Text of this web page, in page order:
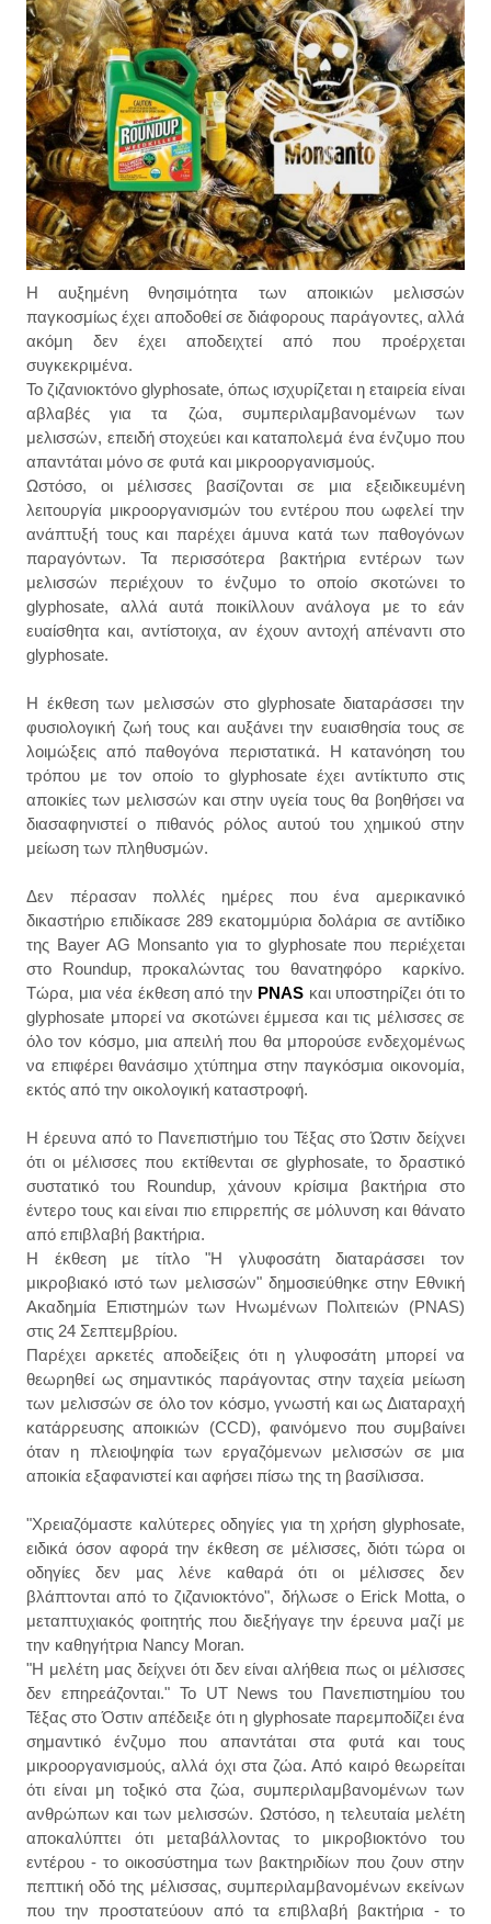
Η αυξημένη θνησιμότητα των αποικιών μελισσών
παγκοσμίως έχει αποδοθεί σε διάφορους παράγοντες, αλλά
ακόμη δεν έχει αποδειχτεί από που προέρχεται
συγκεκριμένα.
Το ζιζανιοκτόνο glyphosate, όπως ισχυρίζεται η εταιρεία είναι
αβλαβές για τα ζώα, συμπεριλαμβανομένων των
μελισσών, επειδή στοχεύει και καταπολεμά ένα ένζυμο που
απαντάται μόνο σε φυτά και μικροοργανισμούς.
Ωστόσο, οι μέλισσες βασίζονται σε μια εξειδικευμένη
λειτουργία μικροοργανισμών του εντέρου που ωφελεί την
ανάπτυξή τους και παρέχει άμυνα κατά των παθογόνων
παραγόντων. Τα περισσότερα βακτήρια εντέρων των
μελισσών περιέχουν το ένζυμο το οποίο σκοτώνει το
glyphosate, αλλά αυτά ποικίλλουν ανάλογα με το εάν
ευαίσθητα και, αντίστοιχα, αν έχουν αντοχή απέναντι στο
glyphosate.
Η έκθεση των μελισσών στο glyphosate διαταράσσει την
φυσιολογική ζωή τους και αυξάνει την ευαισθησία τους σε
λοιμώξεις από παθογόνα περιστατικά. Η κατανόηση του
τρόπου με τον οποίο το glyphosate έχει αντίκτυπο στις
αποικίες των μελισσών και στην υγεία τους θα βοηθήσει να
διασαφηνιστεί ο πιθανός ρόλος αυτού του χημικού στην
μείωση των πληθυσμών.
Δεν πέρασαν πολλές ημέρες που ένα αμερικανικό
δικαστήριο επιδίκασε 289 εκατομμύρια δολάρια σε αντίδικο
της Bayer AG Monsanto για το glyphosate που περιέχεται
στο Roundup, προκαλώντας του θανατηφόρο καρκίνο.
Τώρα, μια νέα έκθεση από την PNAS και υποστηρίζει ότι το
glyphosate μπορεί να σκοτώνει έμμεσα και τις μέλισσες σε
όλο τον κόσμο, μια απειλή που θα μπορούσε ενδεχομένως
να επιφέρει θανάσιμο χτύπημα στην παγκόσμια οικονομία,
εκτός από την οικολογική καταστροφή.
Η έρευνα από το Πανεπιστήμιο του Τέξας στο Ώστιν δείχνει
ότι οι μέλισσες που εκτίθενται σε glyphosate, το δραστικό
συστατικό του Roundup, χάνουν κρίσιμα βακτήρια στο
έντερο τους και είναι πιο επιρρεπής σε μόλυνση και θάνατο
από επιβλαβή βακτήρια.
Η έκθεση με τίτλο "Η γλυφοσάτη διαταράσσει τον
μικροβιακό ιστό των μελισσών" δημοσιεύθηκε στην Εθνική
Ακαδημία Επιστημών των Ηνωμένων Πολιτειών (PNAS)
στις 24 Σεπτεμβρίου.
Παρέχει αρκετές αποδείξεις ότι η γλυφοσάτη μπορεί να
θεωρηθεί ως σημαντικός παράγοντας στην ταχεία μείωση
των μελισσών σε όλο τον κόσμο, γνωστή και ως Διαταραχή
κατάρρευσης αποικιών (CCD), φαινόμενο που συμβαίνει
όταν η πλειοψηφία των εργαζόμενων μελισσών σε μια
αποικία εξαφανιστεί και αφήσει πίσω της τη βασίλισσα.
"Χρειαζόμαστε καλύτερες οδηγίες για τη χρήση glyphosate,
ειδικά όσον αφορά την έκθεση σε μέλισσες, διότι τώρα οι
οδηγίες δεν μας λένε καθαρά ότι οι μέλισσες δεν
βλάπτονται από το ζιζανιοκτόνο", δήλωσε ο Erick Motta, ο
μεταπτυχιακός φοιτητής που διεξήγαγε την έρευνα μαζί με
την καθηγήτρια Nancy Moran.
"Η μελέτη μας δείχνει ότι δεν είναι αλήθεια πως οι μέλισσες
δεν επηρεάζονται." Το UT News του Πανεπιστημίου του
Τέξας στο Όστιν απέδειξε ότι η glyphosate παρεμποδίζει ένα
σημαντικό ένζυμο που απαντάται στα φυτά και τους
μικροοργανισμούς, αλλά όχι στα ζώα. Από καιρό θεωρείται
ότι είναι μη τοξικό στα ζώα, συμπεριλαμβανομένων των
ανθρώπων και των μελισσών. Ωστόσο, η τελευταία μελέτη
αποκαλύπτει ότι μεταβάλλοντας το μικροβιοκτόνο του
εντέρου - το οικοσύστημα των βακτηριδίων που ζουν στην
πεπτική οδό της μέλισσας, συμπεριλαμβανομένων εκείνων
που την προστατεύουν από τα επιβλαβή βακτήρια - το